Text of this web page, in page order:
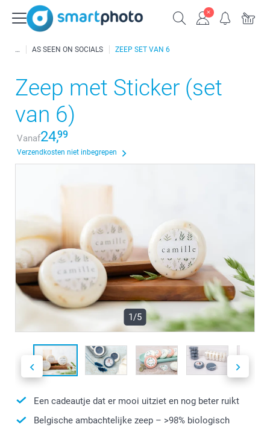
AS SEEN ON SOCIALS ZEEP SET VAN 6
Zeep met Sticker (set
van 6)
Vanaf24,99
Verzendkosten niet inbegrepen
1/5
Een cadeautje dat er mooi uitziet en nog beter ruikt
Belgische ambachtelijke zeep – >98% biologisch